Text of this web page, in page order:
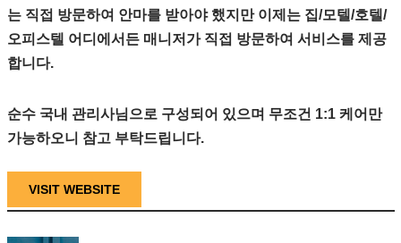
는 직접 방문하여 안마를 받아야 했지만 이제는 집/모텔/호텔/
오피스텔 어디에서든 매니저가 직접 방문하여 서비스를 제공
합니다.
순수 국내 관리사님으로 구성되어 있으며 무조건 1:1 케어만
가능하오니 참고 부탁드립니다.
VISIT WEBSITE